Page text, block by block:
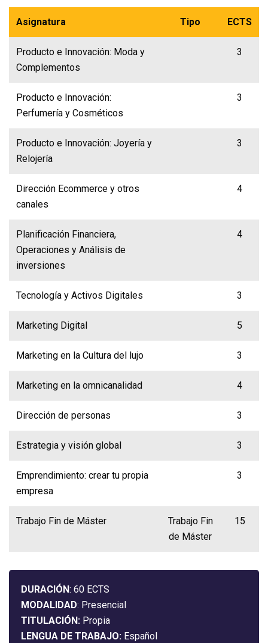
Asignatura Tipo ECTS
Producto e Innovación: Moda y
Complementos
3
Producto e Innovación:
Perfumería y Cosméticos
3
Producto e Innovación: Joyería y
Relojería
3
Dirección Ecommerce y otros
canales
4
Planificación Financiera,
Operaciones y Análisis de
inversiones
4
Tecnología y Activos Digitales 3
Marketing Digital 5
Marketing en la Cultura del lujo 3
Marketing en la omnicanalidad 4
Dirección de personas 3
Estrategia y visión global 3
Emprendimiento: crear tu propia
empresa
3
Trabajo Fin de Máster
Trabajo Fin
de Máster
15
DURACIÓN: 60 ECTS
MODALIDAD: Presencial
TITULACIÓN: Propia
LENGUA DE TRABAJO: Español